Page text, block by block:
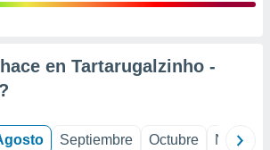
en Tartarugalzinho -
?
Septiembre Octubre